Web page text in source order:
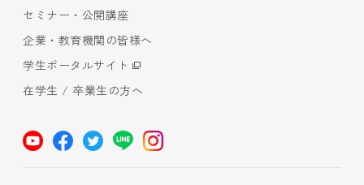
セミナー・公開講座
企業・教育機関の皆様へ
学生ポータルサイト
在学生 / 卒業生の方へ